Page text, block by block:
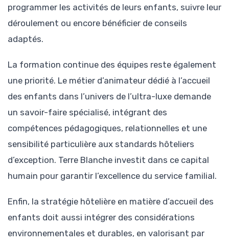
programmer les activités de leurs enfants, suivre leur
déroulement ou encore bénéficier de conseils
adaptés.
La formation continue des équipes reste également
une priorité. Le métier d’animateur dédié à l’accueil
des enfants dans l’univers de l’ultra-luxe demande
un savoir-faire spécialisé, intégrant des
compétences pédagogiques, relationnelles et une
sensibilité particulière aux standards hôteliers
d’exception. Terre Blanche investit dans ce capital
humain pour garantir l’excellence du service familial.
Enfin, la stratégie hôtelière en matière d’accueil des
enfants doit aussi intégrer des considérations
environnementales et durables, en valorisant par